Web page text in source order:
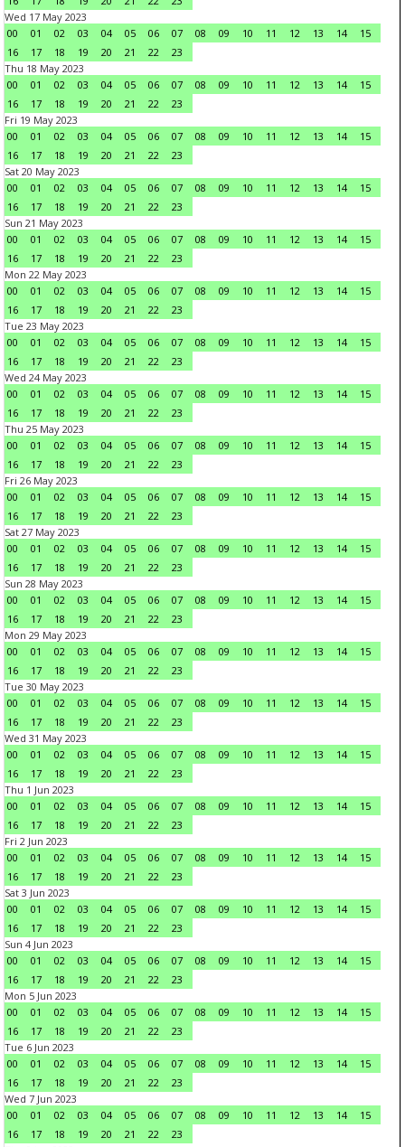
Wed 17 May 2023
00
01 02 03 04 05 06 07 08 09 10 11 12 13 14
15
16
17 18 19 20 21 22
23
Thu 18 May 2023
00
01 02 03 04 05 06 07 08 09 10 11 12 13 14
15
16
17 18 19 20 21 22
23
Fri 19 May 2023
00
01 02 03 04 05 06 07 08 09 10 11 12 13 14
15
16
17 18 19 20 21 22
23
Sat 20 May 2023
00
01 02 03 04 05 06 07 08 09 10 11 12 13 14
15
16
17 18 19 20 21 22
23
Sun 21 May 2023
00
01 02 03 04 05 06 07 08 09 10 11 12 13 14
15
16
17 18 19 20 21 22
23
Mon 22 May 2023
00
01 02 03 04 05 06 07 08 09 10 11 12 13 14
15
16
17 18 19 20 21 22
23
Tue 23 May 2023
00
01 02 03 04 05 06 07 08 09 10 11 12 13 14
15
16
17 18 19 20 21 22
23
Wed 24 May 2023
00
01 02 03 04 05 06 07 08 09 10 11 12 13 14
15
16
17 18 19 20 21 22
23
Thu 25 May 2023
00
01 02 03 04 05 06 07 08 09 10 11 12 13 14
15
16
17 18 19 20 21 22
23
Fri 26 May 2023
00
01 02 03 04 05 06 07 08 09 10 11 12 13 14
15
16
17 18 19 20 21 22
23
Sat 27 May 2023
00
01 02 03 04 05 06 07 08 09 10 11 12 13 14
15
16
17 18 19 20 21 22
23
Sun 28 May 2023
00
01 02 03 04 05 06 07 08 09 10 11 12 13 14
15
16
17 18 19 20 21 22
23
Mon 29 May 2023
00
01 02 03 04 05 06 07 08 09 10 11 12 13 14
15
16
17 18 19 20 21 22
23
Tue 30 May 2023
00
01 02 03 04 05 06 07 08 09 10 11 12 13 14
15
16
17 18 19 20 21 22
23
Wed 31 May 2023
00
01 02 03 04 05 06 07 08 09 10 11 12 13 14
15
16
17 18 19 20 21 22
23
Thu 1 Jun 2023
00
01 02 03 04 05 06 07 08 09 10 11 12 13 14
15
16
17 18 19 20 21 22
23
Fri 2 Jun 2023
00
01 02 03 04 05 06 07 08 09 10 11 12 13 14
15
16
17 18 19 20 21 22
23
Sat 3 Jun 2023
00
01 02 03 04 05 06 07 08 09 10 11 12 13 14
15
16
17 18 19 20 21 22
23
Sun 4 Jun 2023
00
01 02 03 04 05 06 07 08 09 10 11 12 13 14
15
16
17 18 19 20 21 22
23
Mon 5 Jun 2023
00
01 02 03 04 05 06 07 08 09 10 11 12 13 14
15
16
17 18 19 20 21 22
23
Tue 6 Jun 2023
00
01 02 03 04 05 06 07 08 09 10 11 12 13 14
15
16
17 18 19 20 21 22
23
Wed 7 Jun 2023
00
01 02 03 04 05 06 07 08 09 10 11 12 13 14
15
16
17 18 19 20 21 22
23